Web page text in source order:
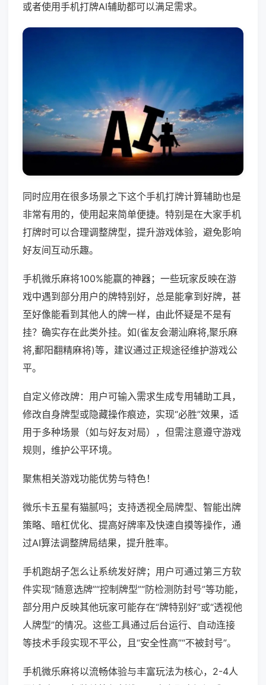
或者使用手机打牌AI辅助都可以满足需求。
同时应用在很多场景之下这个手机打牌计算辅助也是
非常有用的，使用起来简单便捷。特别是在大家手机
打牌时可以合理调整牌型，提升游戏体验，避免影响
好友间互动乐趣。
手机微乐麻将100%能赢的神器；一些玩家反映在游
戏中遇到部分用户的牌特别好，总是能拿到好牌，甚
至好像能看到其他人的牌一样，由此怀疑是不是有
挂？确实存在此类外挂。如(雀友会潮汕麻将,聚乐麻
将,鄱阳翻精麻将)等，建议通过正规途径维护游戏公
平。
自定义修改牌：用户可输入需求生成专用辅助工具，
修改自身牌型或隐藏操作痕迹，实现“必胜”效果，适
用于多种场景（如与好友对局），但需注意遵守游戏
规则，维护公平环境。
聚焦相关游戏功能优势与特色！
微乐卡五星有猫腻吗；支持透视全局牌型、智能出牌
策略、暗杠优化、提高好牌率及快速自摸等操作，通
过AI算法调整牌局结果，提升胜率。
手机跑胡子怎么让系统发好牌；用户可通过第三方软
件实现“随意选牌”“控制牌型”“防检测防封号”等功能，
部分用户反映其他玩家可能存在“牌特别好”或“透视他
人牌型”的情况。这些工具通过后台运行、自动连接
等技术手段实现不平公，且“安全性高”“不被封号”。
手机微乐麻将以流畅体验与丰富玩法为核心，2-4人